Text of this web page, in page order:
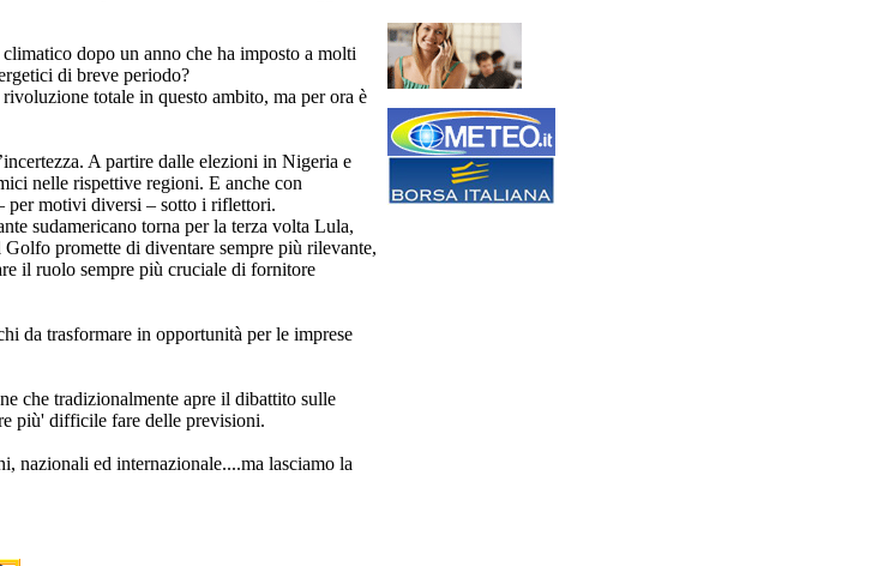
dopo un anno che ha imposto a molti
di breve periodo?
totale in questo ambito, ma per ora è
A partire dalle elezioni in Nigeria e
nelle rispettive regioni. E anche con
per motivi diversi – sotto i riflettori.
sudamericano torna per la terza volta Lula,
promette di diventare sempre più rilevante,
il ruolo sempre più cruciale di fornitore
da trasformare in opportunità per le imprese
che tradizionalmente apre il dibattito sulle
più' difficile fare delle previsioni.
nazionali ed internazionale....ma lasciamo la